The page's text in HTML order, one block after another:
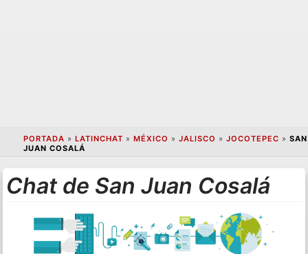
PORTADA » LATINCHAT » MÉXICO » JALISCO » JOCOTEPEC » SAN
JUAN COSALÁ
Chat de San Juan Cosalá